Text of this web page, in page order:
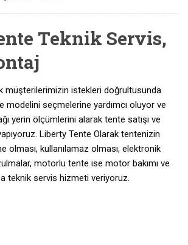
Teknik Servis,
müşterilerimizin istekleri doğrultusunda
modelini seçmelerine yardımcı oluyor ve
yerin ölçümlerini alarak tente satışı ve
Liberty Tente Olarak tentenizin
olması, kullanılamaz olması, elektronik
motorlu tente ise motor bakımı ve
teknik servis hizmeti veriyoruz.